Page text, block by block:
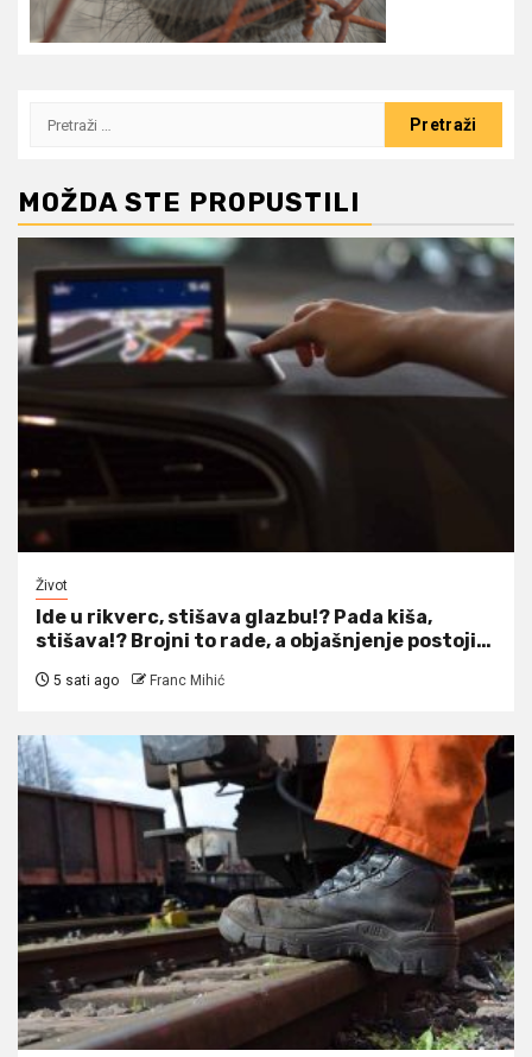
Pretraži:
MOŽDA STE PROPUSTILI
Život
Ide u rikverc, stišava glazbu!? Pada kiša,
stišava!? Brojni to rade, a objašnjenje postoji…
5 sati ago Franc Mihić